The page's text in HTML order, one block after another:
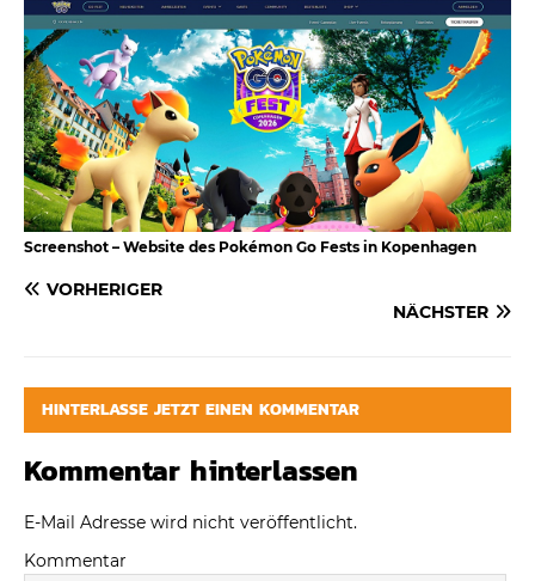
Screenshot – Website des Pokémon Go Fests in Kopenhagen
VORHERIGER
NÄCHSTER
HINTERLASSE JETZT EINEN KOMMENTAR
Kommentar hinterlassen
E-Mail Adresse wird nicht veröffentlicht.
Kommentar